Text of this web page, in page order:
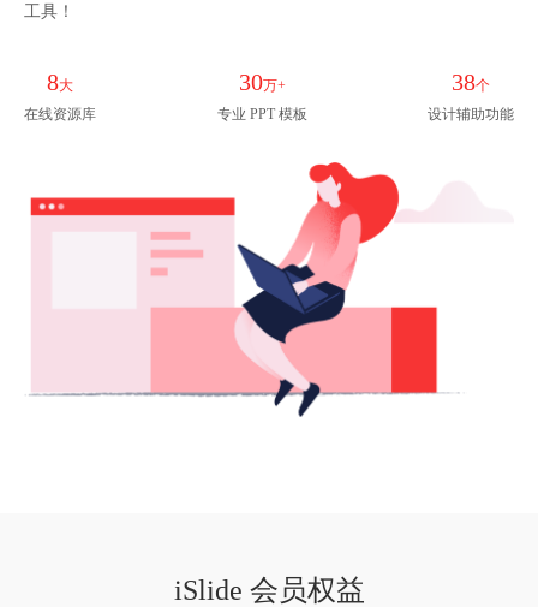
工具！
8大
在线资源库
30万+
专业 PPT 模板
38个
设计辅助功能
iSlide 会员权益